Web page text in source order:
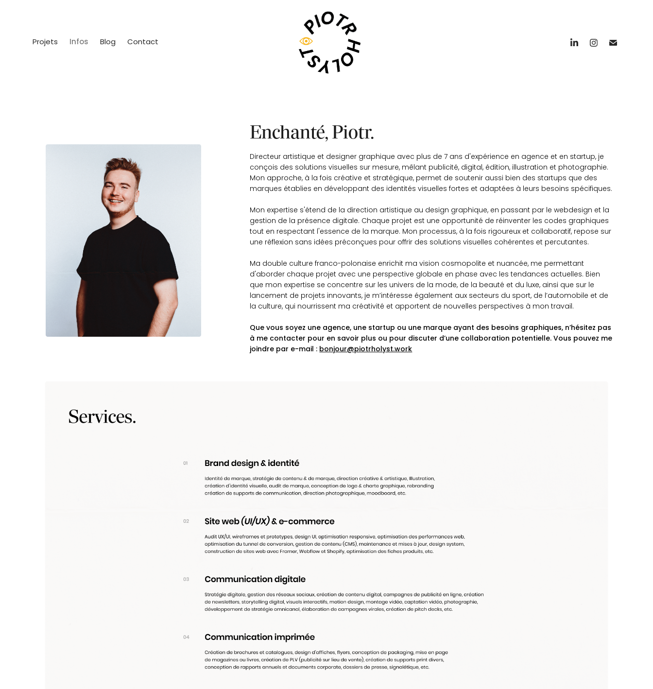
Projets Infos Blog Contact
Enchanté, Piotr.
Directeur artistique et designer graphique avec plus de 7 ans d'expérience en agence et en startup, je
conçois des solutions visuelles sur mesure, mêlant publicité, digital, édition, illustration et photographie.
Mon approche, à la fois créative et stratégique, permet de soutenir aussi bien des startups que des
marques établies en développant des identités visuelles fortes et adaptées à leurs besoins spécifiques.
Mon expertise s'étend de la direction artistique au design graphique, en passant par le webdesign et la
gestion de la présence digitale. Chaque projet est une opportunité de réinventer les codes graphiques
tout en respectant l'essence de la marque. Mon processus, à la fois rigoureux et collaboratif, repose sur
une réflexion sans idées préconçues pour offrir des solutions visuelles cohérentes et percutantes.
Ma double culture franco-polonaise enrichit ma vision cosmopolite et nuancée, me permettant
d'aborder chaque projet avec une perspective globale en phase avec les tendances actuelles. Bien
que mon expertise se concentre sur les univers de la mode, de la beauté et du luxe, ainsi que sur le
lancement de projets innovants, je m’intéresse également aux secteurs du sport, de l’automobile et de
la culture, qui nourrissent ma créativité et apportent de nouvelles perspectives à mon travail.
Que vous soyez une agence, une startup ou une marque ayant des besoins graphiques, n’hésitez pas
à me contacter pour en savoir plus ou pour discuter d’une collaboration potentielle. Vous pouvez me
joindre par e-mail :bonjour@piotrholyst.work